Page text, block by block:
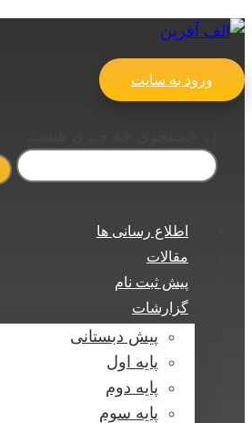
ورود به سایت
اطلاع رسانی ها
مقالات
پیش ثبت نام
گزارشات
پیش دبستانی
پایه اول
پایه دوم
پایه سوم